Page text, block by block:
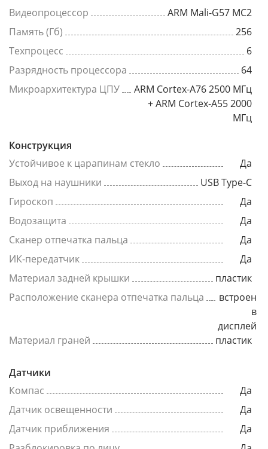
Видеопроцессор
ARM Mali-G57 MC2
Память (Гб)
256
Техпроцесс
6
Разрядность процессора
64
Микроархитектура ЦПУ
ARM Cortex-A76 2500 МГц
+ ARM Cortex-A55 2000
МГц
Конструкция
Устойчивое к царапинам стекло
Да
Выход на наушники
USB Type-C
Гироскоп
Да
Водозащита
Да
Сканер отпечатка пальца
Да
ИК-передатчик
Да
Материал задней крышки
пластик
Расположение сканера отпечатка пальца
встроен
в
дисплей
Материал граней
пластик
Датчики
Компас
Да
Датчик освещенности
Да
Датчик приближения
Да